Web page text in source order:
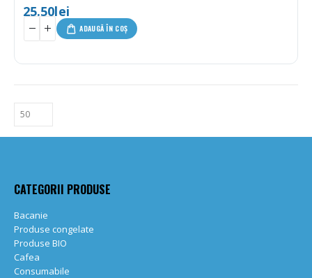
25.50lei
ADAUGĂ ÎN COȘ
CATEGORII PRODUSE
Bacanie
Produse congelate
Produse BIO
Cafea
Consumabile